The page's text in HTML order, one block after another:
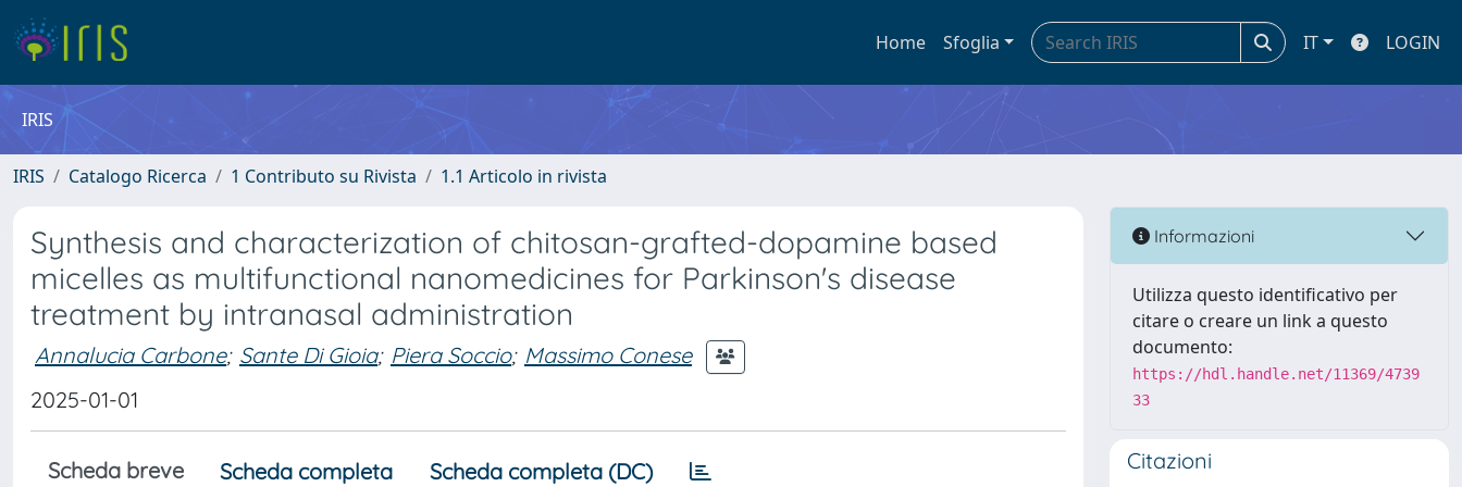
Home Sfoglia IT LOGIN
IRIS
IRIS Catalogo Ricerca 1 Contributo su Rivista 1.1 Articolo in rivista
Synthesis and characterization of chitosan-grafted-dopamine based
micelles as multifunctional nanomedicines for Parkinson's disease
treatment by intranasal administration
Annalucia Carbone; Sante Di Gioia; Piera Soccio; Massimo Conese
2025-01-01
Scheda breve Scheda completa Scheda completa (DC)
Informazioni
Utilizza questo identificativo per
citare o creare un link a questo
documento:
https://hdl.handle.net/11369/4739
33
Citazioni